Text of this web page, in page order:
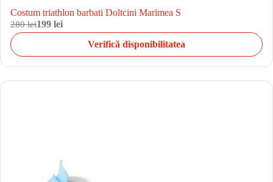
Costum triathlon barbati Doltcini Marimea S
280 lei199 lei
Verifică disponibilitatea